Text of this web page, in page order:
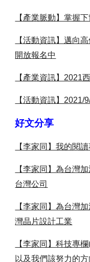
【產業脈動】掌握
【活動資訊】邁向
開放報名中
【產業資訊】2021
【活動資訊】
好文分享
【李家同】我的閱
【李家同】為台灣
台灣公司
【李家同】為台灣
灣晶片設計工業
【李家同】科技專
以及我們該努力的方